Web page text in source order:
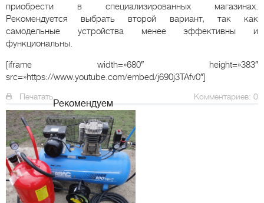
приобрести в специализированных магазинах.
Рекомендуется выбрать второй вариант, так как
самодельные устройства менее эффективны и
функциональны.
[iframe width=»680″ height=»383″
src=»https://www.youtube.com/embed/j690j3TAfv0″]
Печатать Комментариев: 0
Рекомендуем